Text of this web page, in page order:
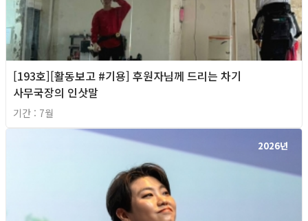
[193호][활동보고 #기용] 후원자님께 드리는 차기
사무국장의 인삿말
기간 : 7월
2026년